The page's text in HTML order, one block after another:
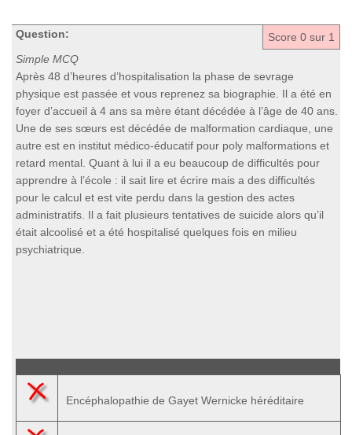
Score 0 sur 1
Question:
Simple MCQ
Après 48 d’heures d’hospitalisation la phase de sevrage
physique est passée et vous reprenez sa biographie. Il a été en
foyer d’accueil à 4 ans sa mère étant décédée à l’âge de 40 ans.
Une de ses sœurs est décédée de malformation cardiaque, une
autre est en institut médico-éducatif pour poly malformations et
retard mental. Quant à lui il a eu beaucoup de difficultés pour
apprendre à l’école : il sait lire et écrire mais a des difficultés
pour le calcul et est vite perdu dans la gestion des actes
administratifs. Il a fait plusieurs tentatives de suicide alors qu’il
était alcoolisé et a été hospitalisé quelques fois en milieu
psychiatrique.
Encéphalopathie de Gayet Wernicke héréditaire